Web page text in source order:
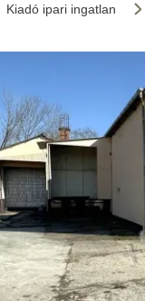
Kiadó ipari ingatlan